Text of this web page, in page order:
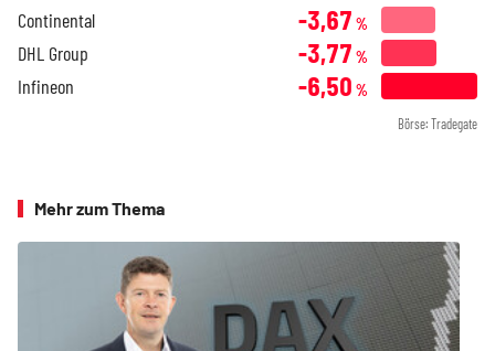
Continental -3,67 %
DHL Group -3,77 %
Infineon -6,50 %
Börse: Tradegate
Mehr zum Thema